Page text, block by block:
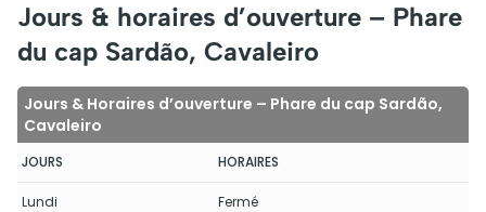
Jours & horaires d’ouverture – Phare
du cap Sardão, Cavaleiro
Jours & Horaires d’ouverture – Phare du cap Sardão,
Cavaleiro
JOURS HORAIRES
Lundi Fermé